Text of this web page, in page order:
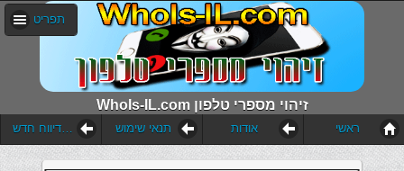
WhoIs-IL.com זיהוי מספרי טלפון
תפריט
הוסף דיווח חדש תנאי שימוש אודות ראשי